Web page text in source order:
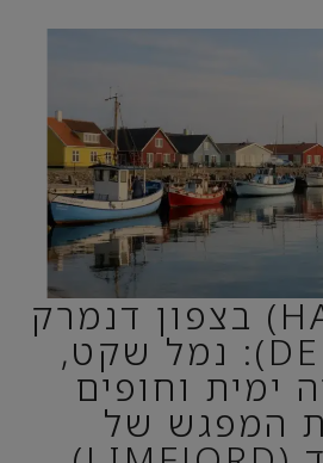
האלס (HALS) בצפון דנמרק
(DENMARK): נמל שקט,
ימית וחופים
המפגש של